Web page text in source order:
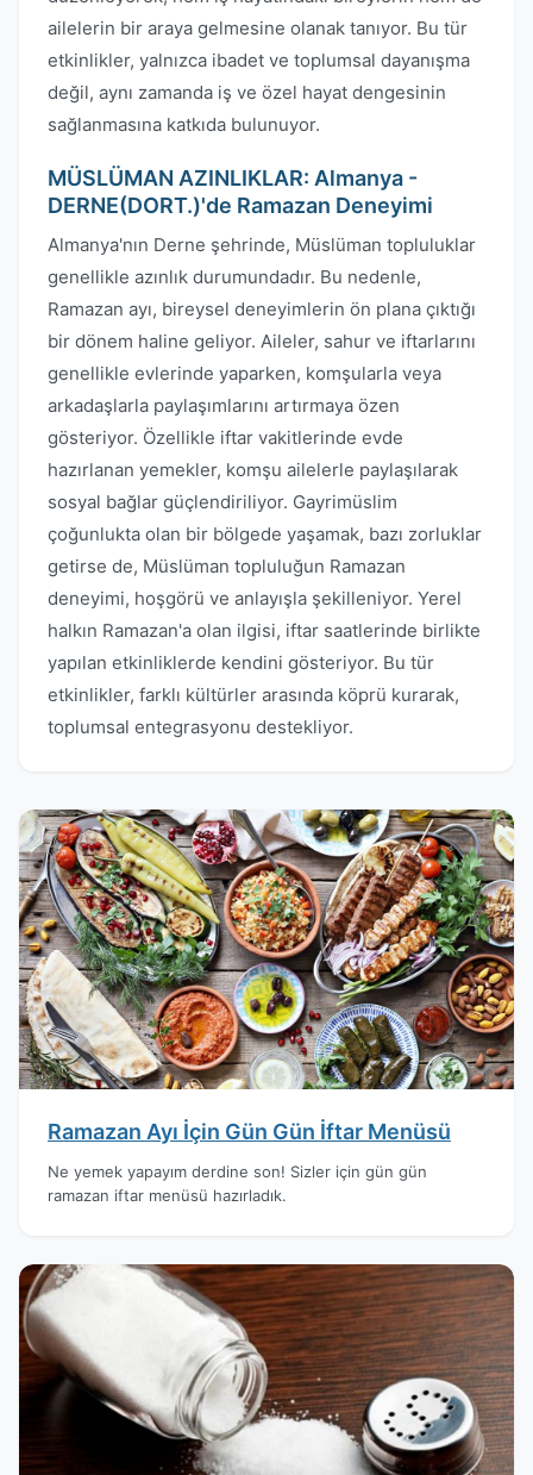
ailelerin bir araya gelmesine olanak tanıyor. Bu tür
etkinlikler, yalnızca ibadet ve toplumsal dayanışma
değil, aynı zamanda iş ve özel hayat dengesinin
sağlanmasına katkıda bulunuyor.
MÜSLÜMAN AZINLIKLAR: Almanya -
DERNE(DORT.)'de Ramazan Deneyimi
Almanya'nın Derne şehrinde, Müslüman topluluklar
genellikle azınlık durumundadır. Bu nedenle,
Ramazan ayı, bireysel deneyimlerin ön plana çıktığı
bir dönem haline geliyor. Aileler, sahur ve iftarlarını
genellikle evlerinde yaparken, komşularla veya
arkadaşlarla paylaşımlarını artırmaya özen
gösteriyor. Özellikle iftar vakitlerinde evde
hazırlanan yemekler, komşu ailelerle paylaşılarak
sosyal bağlar güçlendiriliyor. Gayrimüslim
çoğunlukta olan bir bölgede yaşamak, bazı zorluklar
getirse de, Müslüman topluluğun Ramazan
deneyimi, hoşgörü ve anlayışla şekilleniyor. Yerel
halkın Ramazan'a olan ilgisi, iftar saatlerinde birlikte
yapılan etkinliklerde kendini gösteriyor. Bu tür
etkinlikler, farklı kültürler arasında köprü kurarak,
toplumsal entegrasyonu destekliyor.
Ramazan Ayı İçin Gün Gün İftar Menüsü
Ne yemek yapayım derdine son! Sizler için gün gün
ramazan iftar menüsü hazırladık.